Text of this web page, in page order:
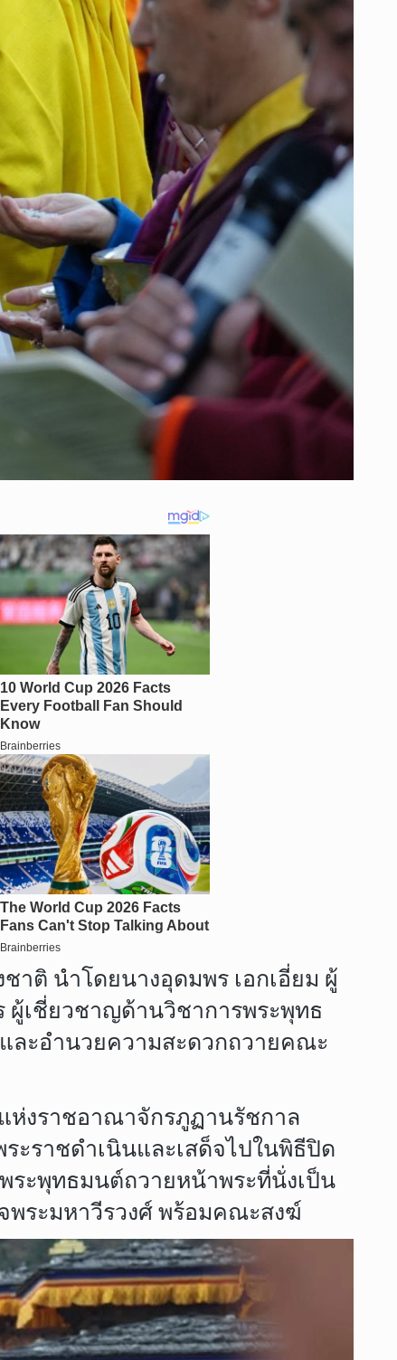
ติ นำโดยนางอุดมพร เอกเอี่ยม ผู้
ผู้เชี่ยวชาญด้านวิชาการพระพุทธ
ละอำนวยความสะดวกถวายคณะ
ห่งราชอาณาจักรภูฏานรัชกาล
ะราชดำเนินและเสด็จไปในพิธีปิด
ระพุทธมนต์ถวายหน้าพระที่นั่งเป็น
พระมหาวีรวงศ์ พร้อมคณะสงฆ์